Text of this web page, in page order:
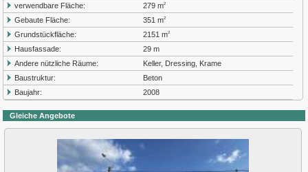
verwendbare Fläche: 279 m2
Gebaute Fläche: 351 m2
Grundstückfläche: 2151 m2
Hausfassade:
29 m
Andere nützliche Räume:
Keller, Dressing, Krame
Baustruktur:
Beton
Baujahr:
2008
Gleiche Angebote